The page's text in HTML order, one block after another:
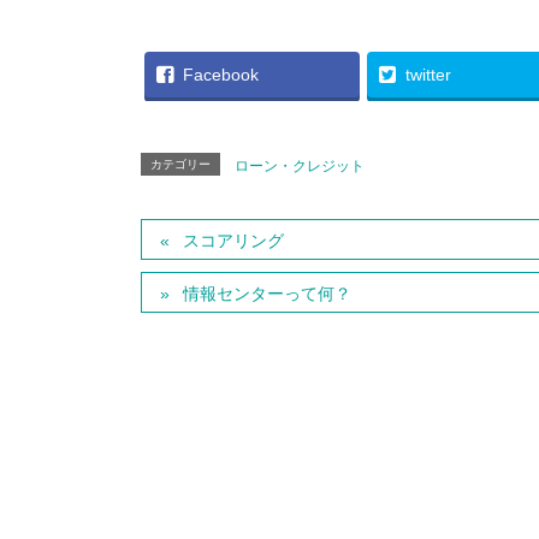
Facebook twitter
カテゴリー ローン・クレジット
スコアリング
情報センターって何？